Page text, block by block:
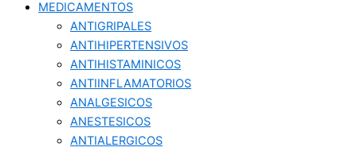
MEDICAMENTOS
ANTIGRIPALES
ANTIHIPERTENSIVOS
ANTIHISTAMINICOS
ANTIINFLAMATORIOS
ANALGESICOS
ANESTESICOS
ANTIALERGICOS